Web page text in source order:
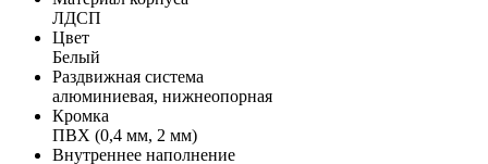
ЛДСП
Цвет
Белый
Раздвижная система
алюминиевая, нижнеопорная
Кромка
ПВХ (0,4 мм, 2 мм)
Внутреннее наполнение